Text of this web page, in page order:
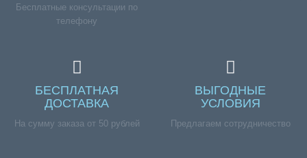
Бесплатные консультации по
телефону
БЕСПЛАТНАЯ
ДОСТАВКА
На сумму заказа от 50 рублей
ВЫГОДНЫЕ
УСЛОВИЯ
Предлагаем сотрудничество